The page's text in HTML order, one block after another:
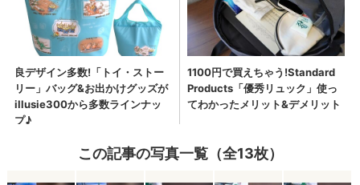
この記事の写真一覧（全13枚）